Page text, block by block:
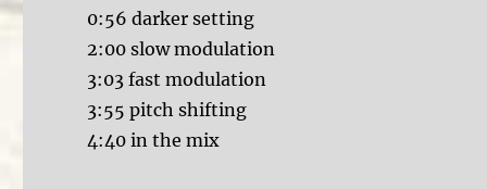
0:56 darker setting
2:00 slow modulation
3:03 fast modulation
3:55 pitch shifting
4:40 in the mix